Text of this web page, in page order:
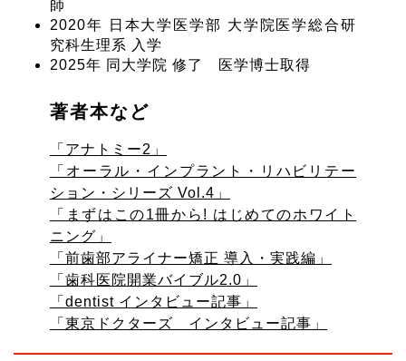
師
2020年 日本大学医学部 大学院医学総合研
究科生理系 入学
2025年 同大学院 修了 医学博士取得
著者本など
「アナトミー2」
「オーラル・インプラント・リハビリテー
ション・シリーズ Vol.4」
「まずはこの1冊から! はじめてのホワイト
ニング」
「前歯部アライナー矯正 導入・実践編」
「歯科医院開業バイブル2.0」
「dentist インタビュー記事」
「東京ドクターズ インタビュー記事」